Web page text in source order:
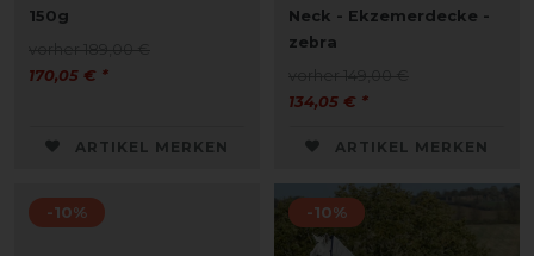
150g
170,05 € *
ARTIKEL MERKEN
Neck - Ekzemerdecke -
zebra
134,05 € *
ARTIKEL MERKEN
-10% -10%